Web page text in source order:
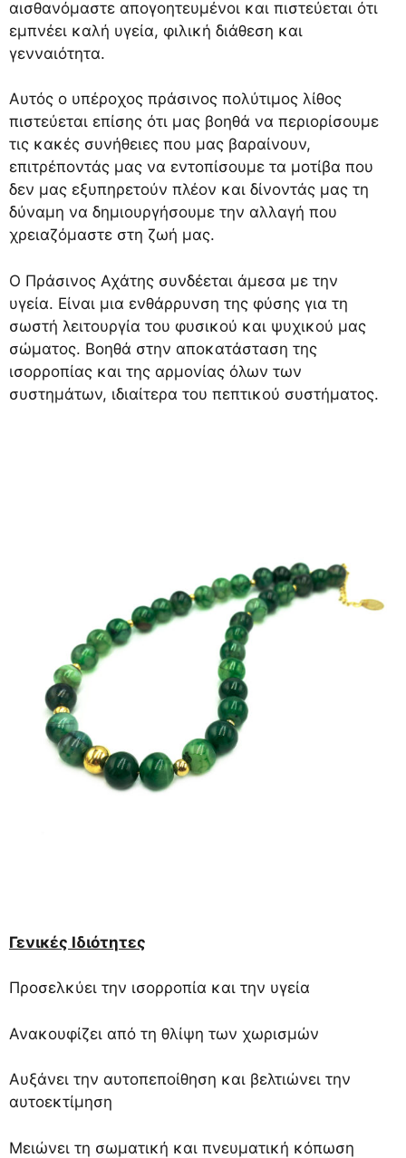
αισθανόμαστε απογοητευμένοι και πιστεύεται ότι
εμπνέει καλή υγεία, φιλική διάθεση και
γενναιότητα.
Αυτός ο υπέροχος πράσινος πολύτιμος λίθος
πιστεύεται επίσης ότι μας βοηθά να περιορίσουμε
τις κακές συνήθειες που μας βαραίνουν,
επιτρέποντάς μας να εντοπίσουμε τα μοτίβα που
δεν μας εξυπηρετούν πλέον και δίνοντάς μας τη
δύναμη να δημιουργήσουμε την αλλαγή που
χρειαζόμαστε στη ζωή μας.
Ο Πράσινος Αχάτης συνδέεται άμεσα με την
υγεία. Είναι μια ενθάρρυνση της φύσης για τη
σωστή λειτουργία του φυσικού και ψυχικού μας
σώματος. Βοηθά στην αποκατάσταση της
ισορροπίας και της αρμονίας όλων των
συστημάτων, ιδιαίτερα του πεπτικού συστήματος.
Γενικές Ιδιότητες
Προσελκύει την ισορροπία και την υγεία
Ανακουφίζει από τη θλίψη των χωρισμών
Αυξάνει την αυτοπεποίθηση και βελτιώνει την
αυτοεκτίμηση
Μειώνει τη σωματική και πνευματική κόπωση